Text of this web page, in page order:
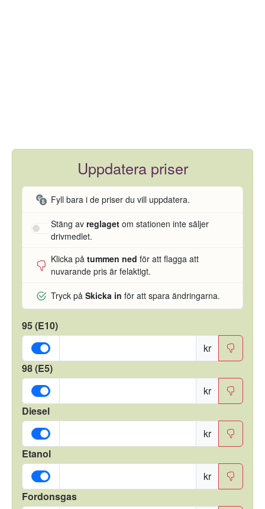
Uppdatera priser
Fyll bara i de priser du vill uppdatera.
Stäng av reglaget om stationen inte säljer
drivmedlet.
Klicka på tummen ned för att flagga att
nuvarande pris är felaktigt.
Tryck på Skicka in för att spara ändringarna.
95 (E10)
kr
98 (E5)
kr
Diesel
kr
Etanol
kr
Fordonsgas